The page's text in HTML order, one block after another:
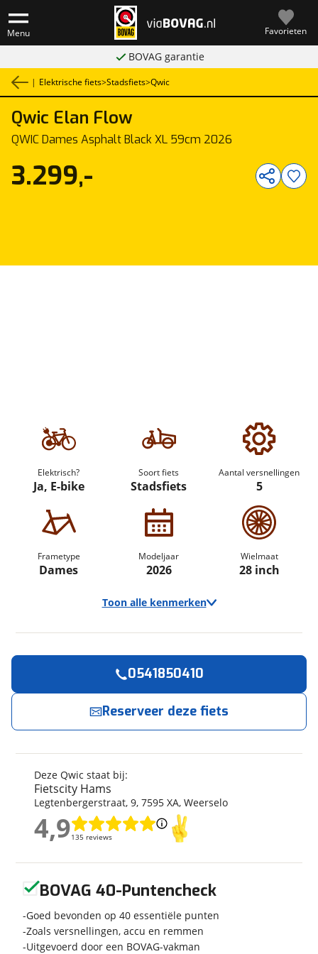
Menu Favorieten
BOVAG garantie
| Elektrische fiets>Stadsfiets>Qwic
Qwic Elan Flow
QWIC Dames Asphalt Black XL 59cm 2026
Elektrisch?
Ja, E-bike
Soort fiets
Stadsfiets
Aantal versnellingen
5
Frametype
Dames
Modeljaar
2026
Wielmaat
28 inch
Toon alle kenmerken
Qwic
Model
Elan Flow
Frametype
Framehoogte
59 cm
Wielmaat
28 inch
Nieuw of occasion
Nieuw
Techniek
Transmissie
Naaf
3.299,-
Deze Qwic staat bij:
Fietscity Hams
Legtenbergerstraat, 9, 7595 XA, Weerselo
4,9135 reviews
4,9
0541850410
Reserveer deze fiets
nu!
Fietscity Hams neemt snel contact met je op.
Jouw contactgegevens
Naam
E-mailadres
Telefoonnummer (optioneel)
BOVAG 40-Puntencheck
Goed bevonden op 40 essentiële punten
Zoals versnellingen, accu en remmen
Uitgevoerd door een BOVAG-vakman